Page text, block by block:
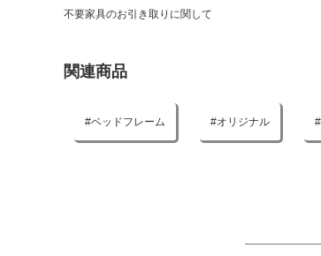
不要家具のお引き取りに関して
関連商品
ベッドフレーム オリジナル